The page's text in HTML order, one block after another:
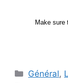
Général,